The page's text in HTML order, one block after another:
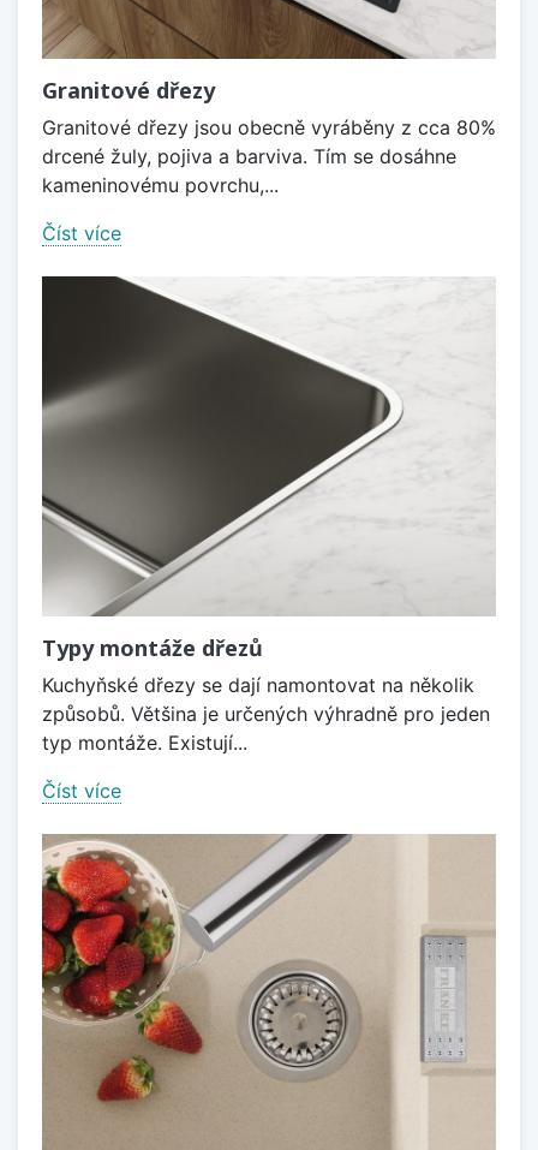
Granitové dřezy
Granitové dřezy jsou obecně vyráběny z cca 80%
drcené žuly, pojiva a barviva. Tím se dosáhne
kameninovému povrchu,...
Číst více
Typy montáže dřezů
Kuchyňské dřezy se dají namontovat na několik
způsobů. Většina je určených výhradně pro jeden
typ montáže. Existují...
Číst více